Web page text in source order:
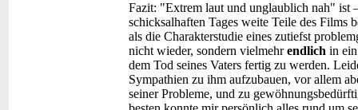
Fazit: "Extrem laut und unglaublich nah" ist
schicksalhaften Tages weite Teile des Films
als die Charakterstudie eines zutiefst
nicht wieder, sondern vielmehrendlich in
dem Tod seines Vaters fertig zu werden.
Sympathien zu ihm aufzubauen, vor allem
seiner Probleme, und zu